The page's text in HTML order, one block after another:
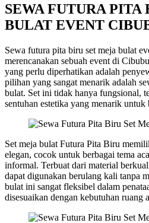
SEWA FUTURA PITA
BULAT EVENT
Sewa futura pita biru set meja bulat
merencanakan sebuah event di
yang perlu diperhatikan adalah
pilihan yang sangat menarik adalah
bulat. Set ini tidak hanya fungsional,
sentuhan estetika yang menarik untuk
Set meja bulat Futura Pita Biru
elegan, cocok untuk berbagai tema
informal. Terbuat dari material
dapat digunakan berulang kali tanpa
bulat ini sangat fleksibel dalam
disesuaikan dengan kebutuhan ruang